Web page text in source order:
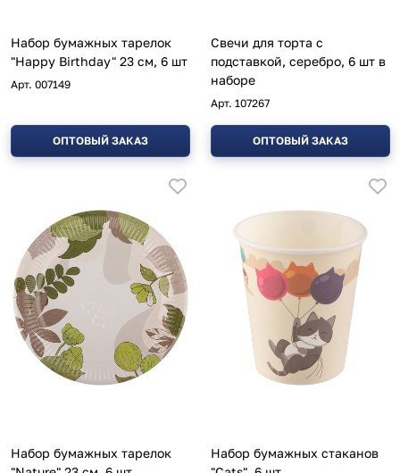
Набор бумажных тарелок
"Happy Birthday" 23 см, 6 шт
Арт. 007149
ОПТОВЫЙ ЗАКАЗ
Свечи для торта с
подставкой, серебро, 6 шт в
наборе
Арт. 107267
ОПТОВЫЙ ЗАКАЗ
Набор бумажных тарелок
Набор бумажных стаканов